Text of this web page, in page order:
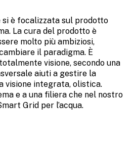
si è focalizzata sul prodotto
La cura del prodotto è
molto più ambiziosi,
il paradigma. È
visione, secondo una
aiuti a gestire la
visione integrata, olistica.
e a una filiera che nel nostro
Grid per l’acqua.